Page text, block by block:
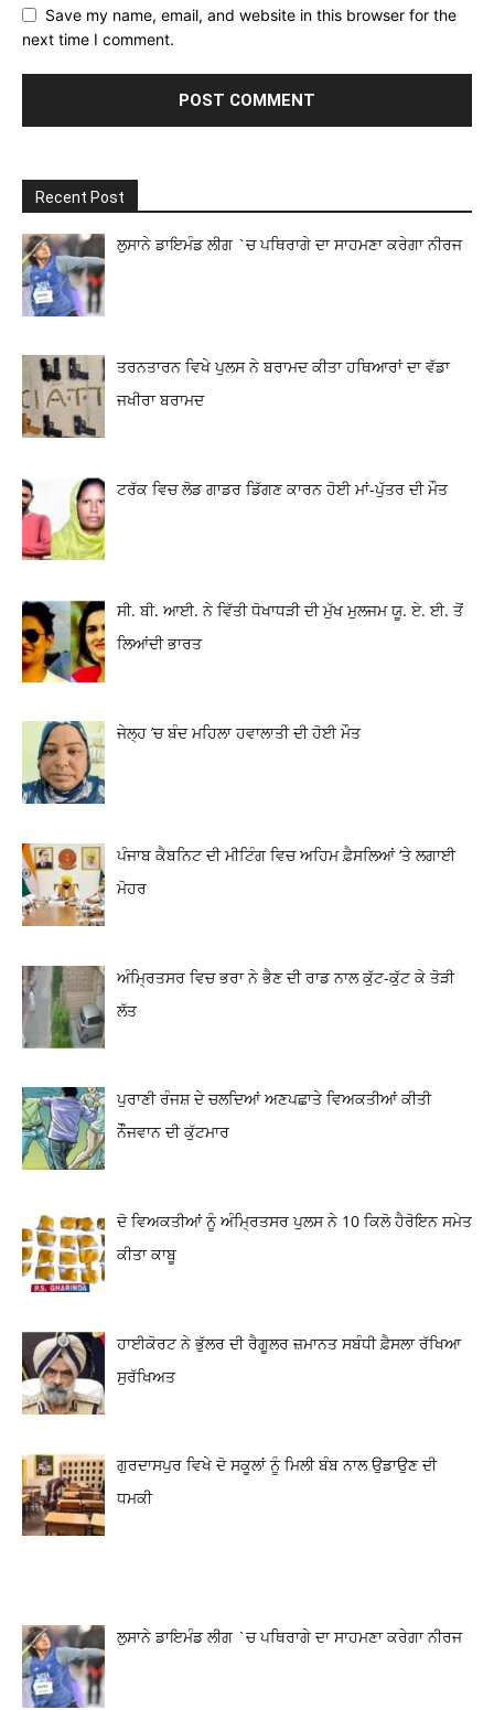
Save my name, email, and website in this browser for the
next time I comment.
Recent Post
ਲੁਸਾਨੇ ਡਾਇਮੰਡ ਲੀਗ `ਚ ਪਥਿਰਾਗੇ ਦਾ ਸਾਹਮਣਾ ਕਰੇਗਾ ਨੀਰਜ
ਤਰਨਤਾਰਨ ਵਿਖੇ ਪੁਲਸ ਨੇ ਬਰਾਮਦ ਕੀਤਾ ਹਥਿਆਰਾਂ ਦਾ ਵੱਡਾ
ਜਖੀਰਾ ਬਰਾਮਦ
ਟਰੱਕ ਵਿਚ ਲੋਡ ਗਾਡਰ ਡਿੱਗਣ ਕਾਰਨ ਹੋਈ ਮਾਂ-ਪੁੱਤਰ ਦੀ ਮੌਤ
ਸੀ. ਬੀ. ਆਈ. ਨੇ ਵਿੱਤੀ ਧੋਖਾਧੜੀ ਦੀ ਮੁੱਖ ਮੁਲਜਮ ਯੂ. ਏ. ਈ. ਤੋਂ
ਲਿਆਂਦੀ ਭਾਰਤ
ਜੇਲ੍ਹ ’ਚ ਬੰਦ ਮਹਿਲਾ ਹਵਾਲਾਤੀ ਦੀ ਹੋਈ ਮੌਤ
ਪੰਜਾਬ ਕੈਬਨਿਟ ਦੀ ਮੀਟਿੰਗ ਵਿਚ ਅਹਿਮ ਫ਼ੈਸਲਿਆਂ ‘ਤੇ ਲਗਾਈ
ਮੋਹਰ
ਅੰਮ੍ਰਿਤਸਰ ਵਿਚ ਭਰਾ ਨੇ ਭੈਣ ਦੀ ਰਾਡ ਨਾਲ ਕੁੱਟ-ਕੁੱਟ ਕੇ ਤੋੜੀ
ਲੱਤ
ਪੁਰਾਣੀ ਰੰਜਸ਼ ਦੇ ਚਲਦਿਆਂ ਅਣਪਛਾਤੇ ਵਿਅਕਤੀਆਂ ਕੀਤੀ
ਨੌੌਜਵਾਨ ਦੀ ਕੁੱਟਮਾਰ
ਦੋ ਵਿਅਕਤੀਆਂ ਨੂੰ ਅੰਮ੍ਰਿਤਸਰ ਪੁਲਸ ਨੇ 10 ਕਿਲੋ ਹੈਰੋਇਨ ਸਮੇਤ
ਕੀਤਾ ਕਾਬੂ
ਹਾਈਕੋਰਟ ਨੇ ਭੁੱਲਰ ਦੀ ਰੈਗੂਲਰ ਜ਼ਮਾਨਤ ਸਬੰਧੀ ਫ਼ੈਸਲਾ ਰੱਖਿਆ
ਸੁਰੱਖਿਅਤ
ਗੁਰਦਾਸਪੁਰ ਵਿਖੇ ਦੋ ਸਕੂਲਾਂ ਨੂੰ ਮਿਲੀ ਬੰਬ ਨਾਲ ਉਡਾਉਣ ਦੀ
ਧਮਕੀ
ਲੁਸਾਨੇ ਡਾਇਮੰਡ ਲੀਗ `ਚ ਪਥਿਰਾਗੇ ਦਾ ਸਾਹਮਣਾ ਕਰੇਗਾ ਨੀਰਜ